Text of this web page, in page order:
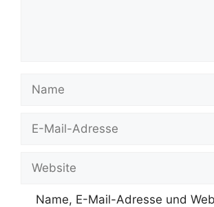
Mail-
Name, E-Mail-Adresse und